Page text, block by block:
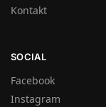
Kontakt
SOCIAL
Facebook
Instagram